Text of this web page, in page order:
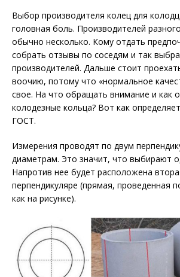
Выбор производителя колец для
головная боль. Производителей
обычно несколько. Кому отдать
собрать отзывы по соседям и так
производителей. Дальше стоит
воочию, потому что «нормальное
свое. На что обращать внимание и как
колодезные кольца? Вот как
ГОСТ.
Измерения проводят по двум
диаметрам. Это значит, что выбирают
Напротив нее будет расположена
перпендикуляре (прямая, проведенная
как на рисунке).